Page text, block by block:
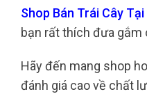
Shop Bán Trái Cây
bạn rất thích đưa gắm
Hãy đến mang shop
đánh giá cao về chất